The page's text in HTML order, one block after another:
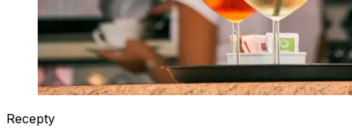
Recepty